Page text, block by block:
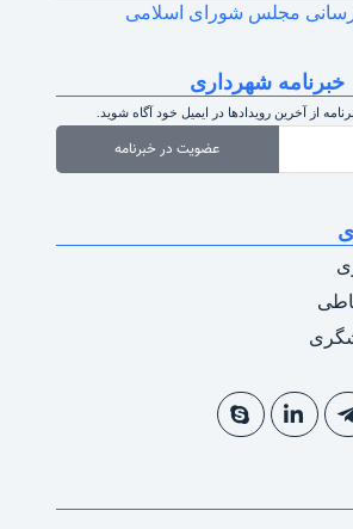
رسانی مجلس شورای اسلامی
خبرنامه شهرداری
از آخرین رویدادها در ایمیل خود آگاه شوید.
عضویت در خبرنامه